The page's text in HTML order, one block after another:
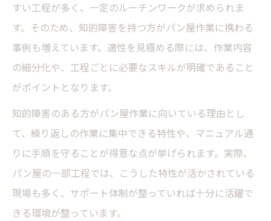
パン屋修行の現実と社会人向け短期コース考察
パン屋修行で学べることと社会人向きコー
ス紹介
パン学校や短期プログラムのメリットと選
び方
パン屋の現場で修行する厳しさとやりがい
を知る
パン屋トレーニングの社会人向け活用法を
検証
パン屋学校の短期コースで得られる実践力
すい工程が多く、一定のルーチンワークが求められま
す。そのため、知的障害を持つ方がパン屋作業に携わる
事例も増えています。適性を見極める際には、作業内容
の細分化や、工程ごとに必要なスキルが明確であること
がポイントとなります。
知的障害のある方がパン屋作業に向いている理由とし
て、繰り返しの作業に集中できる特性や、マニュアル通
りに手順を守ることが得意な点が挙げられます。実際、
パン屋の一部工程では、こうした特性が活かされている
現場も多く、サポート体制が整っていれば十分に活躍で
きる環境が整っています。